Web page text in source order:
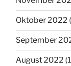
Oktober 2022
September
August 2022